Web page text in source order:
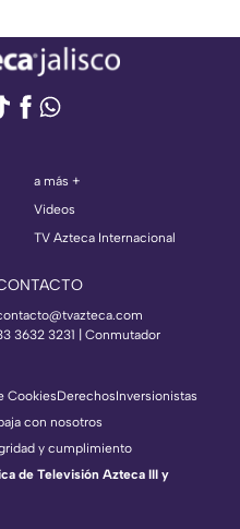
a más +
Videos
TV Azteca Internacional
3632 3231 | Conmutador
CookiesDerechosInversionistas
con nosotros
y cumplimiento
de Televisión Azteca III y